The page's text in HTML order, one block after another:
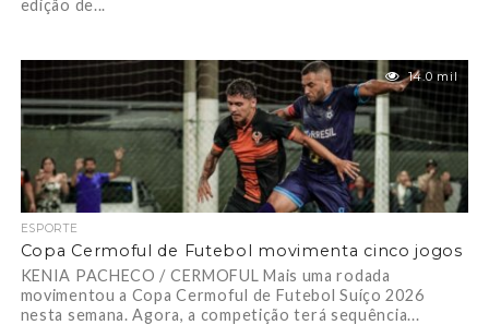
edição de...
14.0 mil
ESPORTE
Copa Cermoful de Futebol movimenta cinco jogos
KENIA PACHECO / CERMOFUL Mais uma rodada
movimentou a Copa Cermoful de Futebol Suíço 2026
nesta semana. Agora, a competição terá sequência...